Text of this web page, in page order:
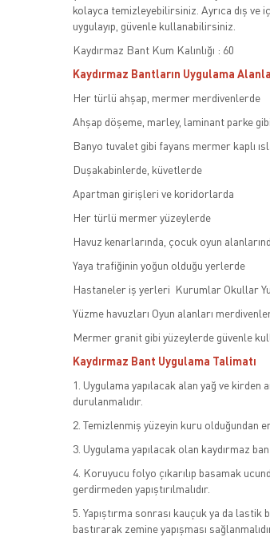
kolayca temizleyebilirsiniz. Ayrıca dış
uygulayıp, güvenle kullanabilirsiniz.
Kaydırmaz Bant Kum Kalınlığı : 60
Kaydırmaz Bantların Uygulama
Her türlü ahşap, mermer merdivenlerde
Ahşap döşeme, marley, laminant parke
Banyo tuvalet gibi fayans mermer kaplı
Duşakabinlerde, küvetlerde
Apartman girişleri ve koridorlarda
Her türlü mermer yüzeylerde
Havuz kenarlarında, çocuk oyun
Yaya trafiğinin yoğun olduğu yerlerde
Hastaneler iş yerleri Kurumlar Okullar
Yüzme havuzları Oyun alanları
Mermer granit gibi yüzeylerde güvenle
Kaydırmaz Bant Uygulama Talimatı
1. Uygulama yapılacak alan yağ ve kirden
durulanmalıdır.
2. Temizlenmiş yüzeyin kuru olduğundan
3. Uygulama yapılacak olan kaydırmaz
4. Koruyucu folyo çıkarılıp basamak
gerdirmeden yapıştırılmalıdır.
5. Yapıştırma sonrası kauçuk ya da lastik
bastırarak zemine yapışması